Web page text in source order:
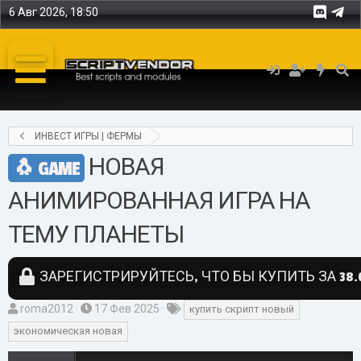
6 Авг 2026, 18:50
ИНВЕСТ ИГРЫ | ФЕРМЫ
GAME НОВАЯ
АНИМИРОВАННАЯ ИГРА НА
ТЕМУ ПЛАНЕТЫ
ЗАРЕГИСТРИРУЙТЕСЬ, ЧТО БЫ КУПИТЬ ЗА
А
в
т
roma2012
Д
а
т
17 Фев 2025
купить скрипт новый
экономическая новая